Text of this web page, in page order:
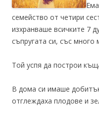
семейство от четири
изхранваше всичките 7
съпругата си, със много
Той успя да построи
В дома си имаше
отглеждаха плодове и